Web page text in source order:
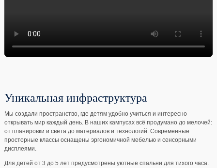
Уникальная инфраструктура
Мы создали пространство, где детям удобно учиться и интересно
открывать мир каждый день. В наших кампусах всё продумано до мелочей:
от планировки и света до материалов и технологий. Современные
просторные классы оснащены эргономичной мебелью и сенсорными
дисплеями.
Для детей от 3 до 5 лет предусмотрены уютные спальни для тихого часа.